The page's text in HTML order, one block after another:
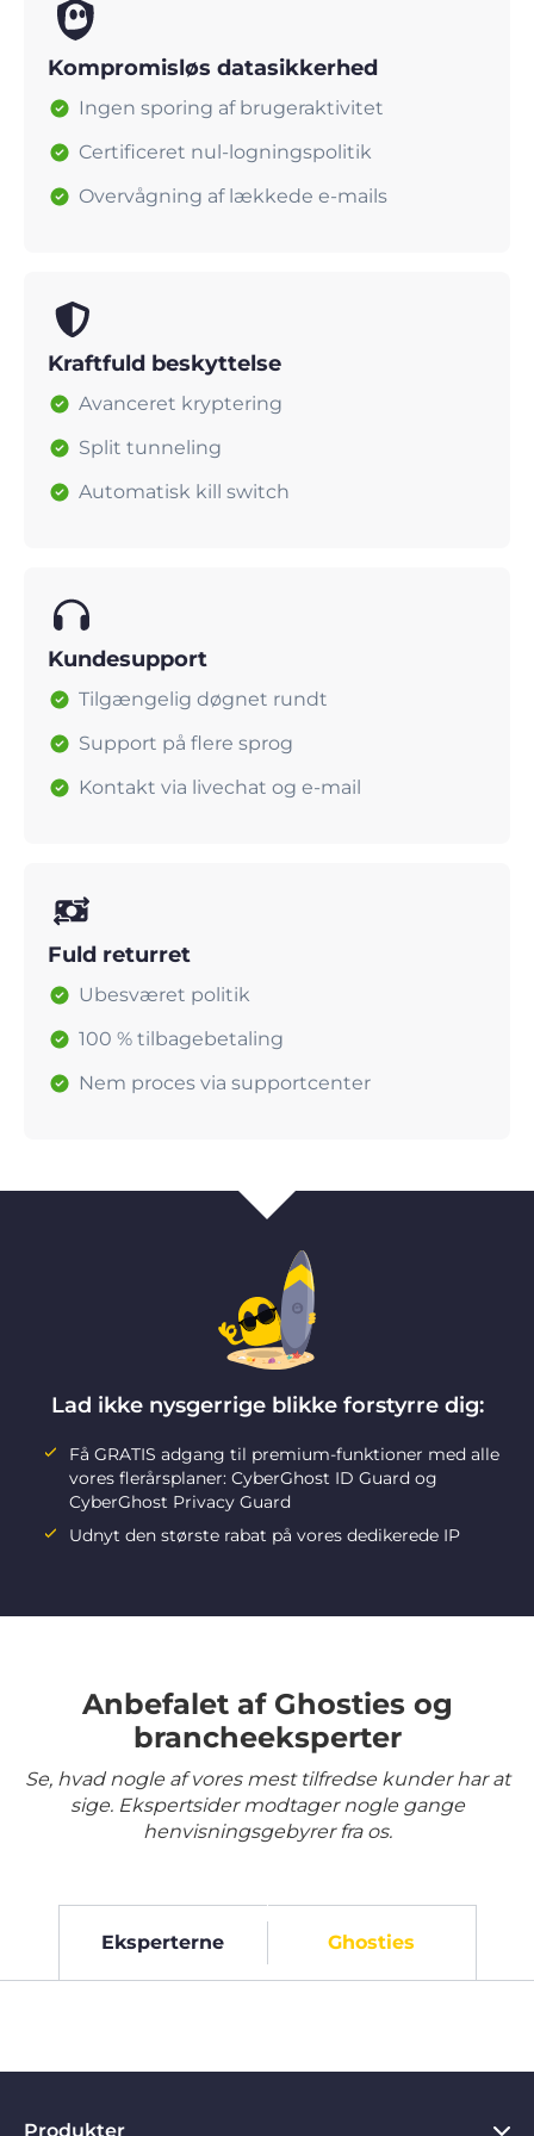
Kompromisløs datasikkerhed
Ingen sporing af brugeraktivitet
Certificeret nul-logningspolitik
Overvågning af lækkede e-mails
Kraftfuld beskyttelse
Avanceret kryptering
Split tunneling
Automatisk kill switch
Kundesupport
Tilgængelig døgnet rundt
Support på flere sprog
Kontakt via livechat og e-mail
Fuld returret
Ubesværet politik
100 % tilbagebetaling
Nem proces via supportcenter
Lad ikke nysgerrige blikke forstyrre dig:
Få GRATIS adgang til premium-funktioner med alle
vores flerårsplaner: CyberGhost ID Guard og
CyberGhost Privacy Guard
Udnyt den største rabat på vores dedikerede IP
Anbefalet af Ghosties og
brancheeksperter
Se, hvad nogle af vores mest tilfredse kunder har at
sige. Ekspertsider modtager nogle gange
henvisningsgebyrer fra os.
Eksperterne Ghosties
Produkter